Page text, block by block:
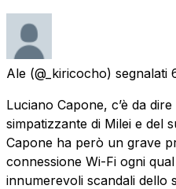
Ale (@_kiricocho) segnalati
Luciano Capone, c’è da
simpatizzante di Milei e del
Capone ha però un grave
connessione Wi-Fi ogni
innumerevoli scandali dello